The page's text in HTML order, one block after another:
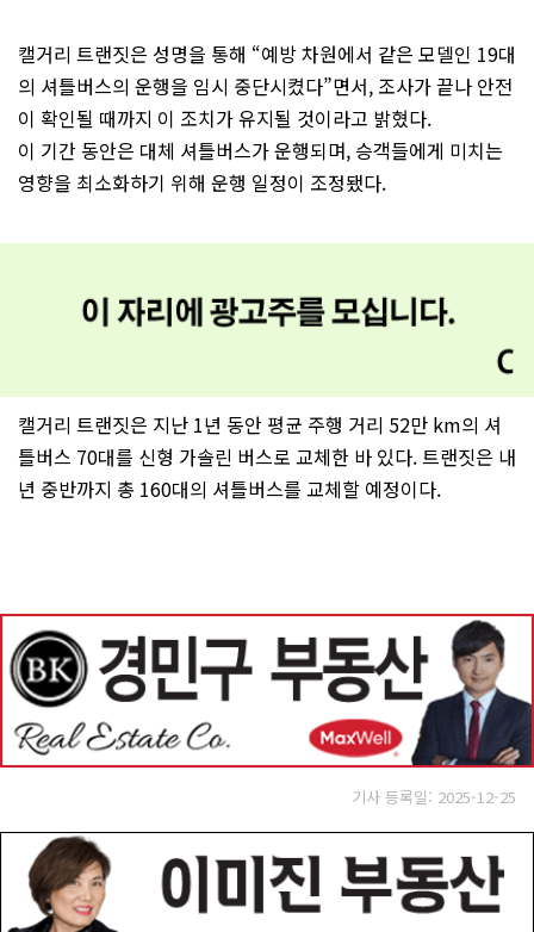
캘거리 트랜짓은 성명을 통해 “예방 차원에서 같은 모델인 19대
의 셔틀버스의 운행을 임시 중단시켰다”면서, 조사가 끝나 안전
이 확인될 때까지 이 조치가 유지될 것이라고 밝혔다.
이 기간 동안은 대체 셔틀버스가 운행되며, 승객들에게 미치는
영향을 최소화하기 위해 운행 일정이 조정됐다.
캘거리 트랜짓은 지난 1년 동안 평균 주행 거리 52만 km의 셔
틀버스 70대를 신형 가솔린 버스로 교체한 바 있다. 트랜짓은 내
년 중반까지 총 160대의 셔틀버스를 교체할 예정이다.
기사 등록일: 2025-12-25